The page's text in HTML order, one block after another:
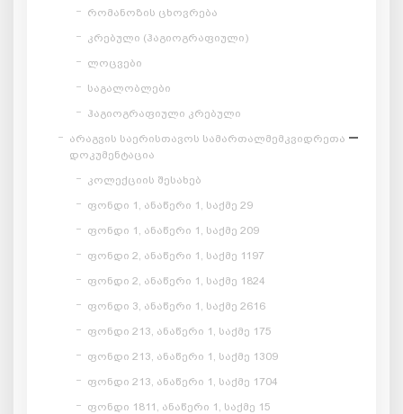
რომანოზის ცხოვრება
კრებული (ჰაგიოგრაფიული)
ლოცვები
საგალობლები
ჰაგიოგრაფიული კრებული
არაგვის საერისთავოს სამართალმემკვიდრეთა
დოკუმენტაცია
კოლექციის შესახებ
ფონდი 1, ანაწერი 1, საქმე 29
ფონდი 1, ანაწერი 1, საქმე 209
ფონდი 2, ანაწერი 1, საქმე 1197
ფონდი 2, ანაწერი 1, საქმე 1824
ფონდი 3, ანაწერი 1, საქმე 2616
ფონდი 213, ანაწერი 1, საქმე 175
ფონდი 213, ანაწერი 1, საქმე 1309
ფონდი 213, ანაწერი 1, საქმე 1704
ფონდი 1811, ანაწერი 1, საქმე 15